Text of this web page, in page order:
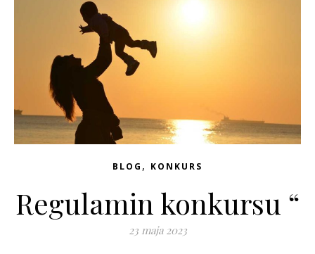
BLOG , KONKURS
Regulamin konkursu “
23 maja 2023